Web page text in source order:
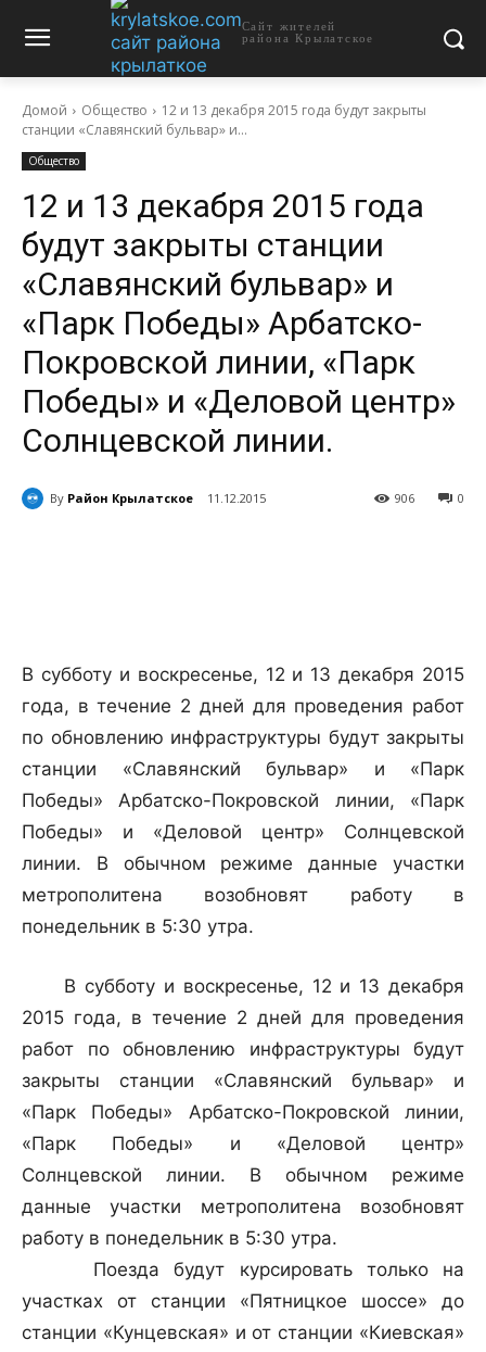
Сайт жителей
района Крылатское
Домой Общество
12 и 13 декабря 2015 года будут закрыты
станции «Славянский бульвар» и...
Общество
12 и 13 декабря 2015 года
будут закрыты станции
«Славянский бульвар» и
«Парк Победы» Арбатско-
Покровской линии, «Парк
Победы» и «Деловой центр»
Солнцевской линии.
By Район Крылатское 11.12.2015 0
906
В субботу и воскресенье, 12 и 13 декабря 2015
года, в течение 2 дней для проведения работ
по обновлению инфраструктуры будут закрыты
станции «Славянский бульвар» и «Парк
Победы» Арбатско-Покровской линии, «Парк
Победы» и «Деловой центр» Солнцевской
линии. В обычном режиме данные участки
метрополитена возобновят работу в
понедельник в 5:30 утра.
В субботу и воскресенье, 12 и 13 декабря
2015 года, в течение 2 дней для проведения
работ по обновлению инфраструктуры будут
закрыты станции «Славянский бульвар» и
«Парк Победы» Арбатско-Покровской линии,
«Парк Победы» и «Деловой центр»
Солнцевской линии. В обычном режиме
данные участки метрополитена возобновят
работу в понедельник в 5:30 утра.
Поезда будут курсировать только на
участках от станции «Пятницкое шоссе» до
станции «Кунцевская» и от станции «Киевская»